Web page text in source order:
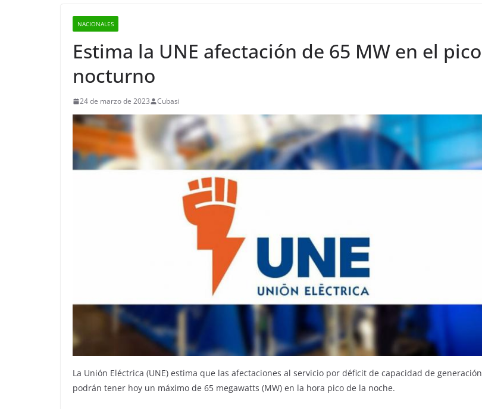
NACIONALES
Estima la UNE afectación de 65 MW en el pico
nocturno
24 de marzo de 2023 Cubasi
La Unión Eléctrica (UNE) estima que las afectaciones al servicio por déficit de capacidad de generación
podrán tener hoy un máximo de 65 megawatts (MW) en la hora pico de la noche.